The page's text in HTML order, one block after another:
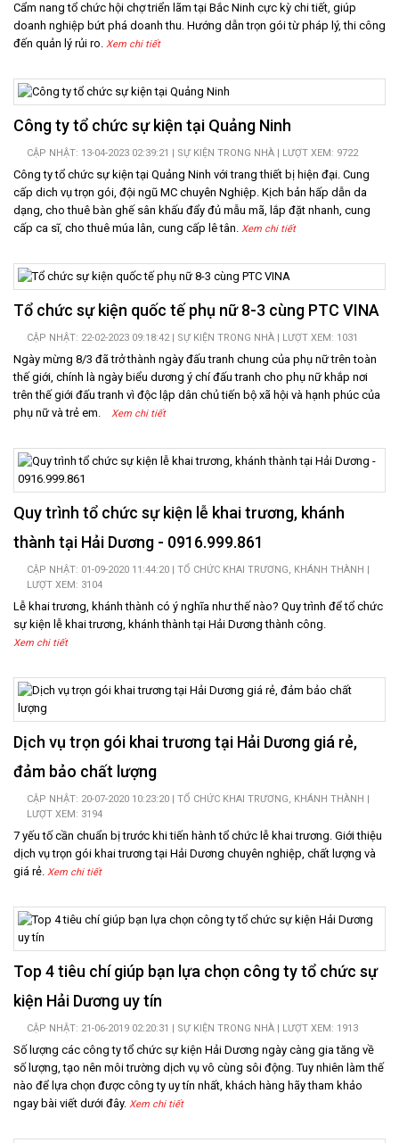
Cẩm nang tổ chức hội chợ triển lãm tại Bắc Ninh cực kỳ chi tiết, giúp
doanh nghiệp bứt phá doanh thu. Hướng dẫn trọn gói từ pháp lý, thi công
đến quản lý rủi ro. Xem chi tiết
Công ty tổ chức sự kiện tại Quảng Ninh
CẬP NHẬT: 13-04-2023 02:39:21 | SỰ KIỆN TRONG NHÀ | LƯỢT XEM: 9722
Công ty tổ chức sự kiện tại Quảng Ninh với trang thiết bị hiện đại. Cung
cấp dich vụ trọn gói, đội ngũ MC chuyên Nghiệp. Kịch bản hấp dẫn da
dạng, cho thuê bàn ghế sân khấu đẩy đủ mẫu mã, lắp đặt nhanh, cung
cấp ca sĩ, cho thuê múa lân, cung cấp lê tân. Xem chi tiết
Tổ chức sự kiện quốc tế phụ nữ 8-3 cùng PTC VINA
CẬP NHẬT: 22-02-2023 09:18:42 | SỰ KIỆN TRONG NHÀ | LƯỢT XEM: 1031
Ngày mừng 8/3 đã trở thành ngày đấu tranh chung của phụ nữ trên toàn
thế giới, chính là ngày biểu dương ý chí đấu tranh cho phụ nữ khắp nơi
trên thế giới đấu tranh vì độc lập dân chủ tiến bộ xã hội và hạnh phúc của
phụ nữ và trẻ em.​ Xem chi tiết
Quy trình tổ chức sự kiện lễ khai trương, khánh
thành tại Hải Dương - 0916.999.861
CẬP NHẬT: 01-09-2020 11:44:20 | TỔ CHỨC KHAI TRƯƠNG, KHÁNH THÀNH
LƯỢT XEM: 3104
Lễ khai trương, khánh thành có ý nghĩa như thế nào? Quy trình để tổ chức
sự kiện lễ khai trương, khánh thành tại Hải Dương thành công.
Xem chi tiết
Dịch vụ trọn gói khai trương tại Hải Dương giá rẻ,
đảm bảo chất lượng
CẬP NHẬT: 20-07-2020 10:23:20 | TỔ CHỨC KHAI TRƯƠNG, KHÁNH THÀNH
LƯỢT XEM: 3194
7 yếu tố cần chuẩn bị trước khi tiến hành tổ chức lễ khai trương. Giới thiệu
dịch vụ trọn gói khai trương tại Hải Dương chuyên nghiệp, chất lượng và
giá rẻ. Xem chi tiết
Top 4 tiêu chí giúp bạn lựa chọn công ty tổ chức sự
kiện Hải Dương uy tín
CẬP NHẬT: 21-06-2019 02:20:31 | SỰ KIỆN TRONG NHÀ | LƯỢT XEM: 1913
Số lượng các công ty tổ chức sự kiện Hải Dương ngày càng gia tăng về
số lượng, tạo nên môi trường dịch vụ vô cùng sôi động. Tuy nhiên làm thế
nào để lựa chọn được công ty uy tín nhất, khách hàng hãy tham khảo
ngay bài viết dưới đây. Xem chi tiết